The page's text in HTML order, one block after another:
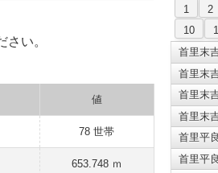
さい。
値
78 世帯
653.748 ｍ
1 2
10
首里末
首里末
首里末
首里末
首里平
首里平